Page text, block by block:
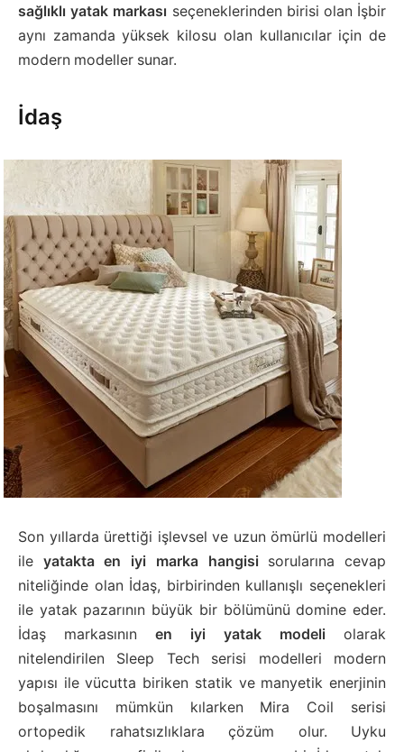
sağlıklı yatak markası seçeneklerinden birisi olan İşbir
aynı zamanda yüksek kilosu olan kullanıcılar için de
modern modeller sunar.
İdaş
Son yıllarda ürettiği işlevsel ve uzun ömürlü modelleri
ile yatakta en iyi marka hangisi sorularına cevap
niteliğinde olan İdaş, birbirinden kullanışlı seçenekleri
ile yatak pazarının büyük bir bölümünü domine eder.
İdaş markasının en iyi yatak modeli olarak
nitelendirilen Sleep Tech serisi modelleri modern
yapısı ile vücutta biriken statik ve manyetik enerjinin
boşalmasını mümkün kılarken Mira Coil serisi
ortopedik rahatsızlıklara çözüm olur. Uyku